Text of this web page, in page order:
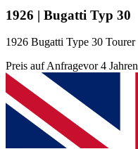
1926 | Bugatti Typ 30
1926 Bugatti Type 30 Tourer
Preis auf Anfragevor 4 Jahren